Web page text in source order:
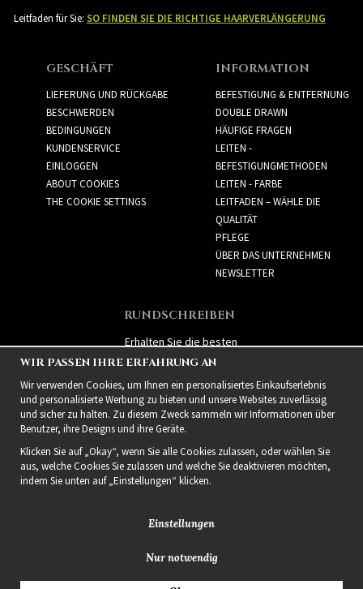
Leitfaden für Sie: SO FINDEN SIE DIE RICHTIGE HAARVERLÄNGERUNG
GESCHÄFT
LIEFERUNG UND RÜCKGABE
BESCHWERDEN
BEDINGUNGEN
KUNDENSERVICE
EINLOGGEN
ABOUT COOKIES
THE COOKIE SETTINGS
INFORMATION
BEFESTIGUNG & ENTFERNUNG
DOUBLE DRAWN
HÄUFIGE FRAGEN
LEITEN -
BEFESTIGUNGMETHODEN
LEITEN - FARBE
LEITFADEN – WÄHLE DIE
QUALITÄT
PFLEGE
ÜBER DAS UNTERNEHMEN
NEWSLETTER
RUNDSCHREIBEN
Erhalten Sie die besten
Angebote und spannende
neue Produkte!
2021 Delightful Hair
WIR PASSEN IHRE ERFAHRUNG AN
Wir verwenden Cookies, um Ihnen ein personalisiertes Einkaufserlebnis
und personalisierte Werbung zu bieten und unsere Websites zuverlässig
und sicher zu halten. Zu diesem Zweck sammeln wir Informationen über
Benutzer, ihre Designs und ihre Geräte.
Klicken Sie auf „Okay“, wenn Sie alle Cookies zulassen, oder wählen Sie
aus, welche Cookies Sie zulassen und welche Sie deaktivieren möchten,
indem Sie unten auf „Einstellungen“ klicken.
Einstellungen
Nur notwendig